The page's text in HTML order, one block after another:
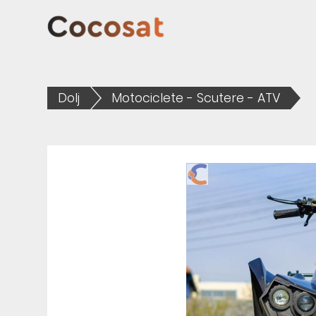
Dolj Motociclete - Scutere - ATV